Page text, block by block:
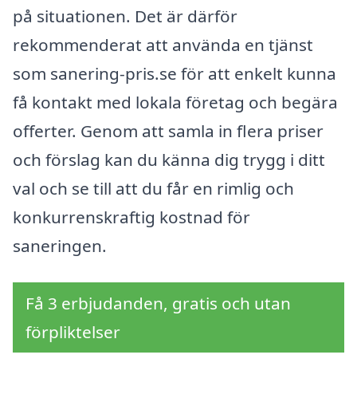
på situationen. Det är därför
rekommenderat att använda en tjänst
som sanering-pris.se för att enkelt kunna
få kontakt med lokala företag och begära
offerter. Genom att samla in flera priser
och förslag kan du känna dig trygg i ditt
val och se till att du får en rimlig och
konkurrenskraftig kostnad för
saneringen.
Få 3 erbjudanden, gratis och utan
förpliktelser